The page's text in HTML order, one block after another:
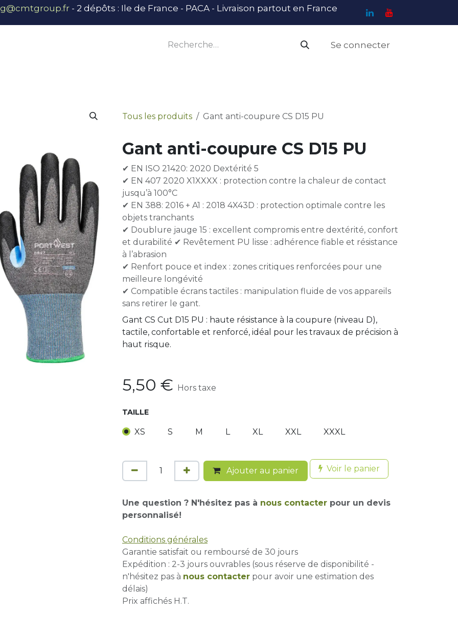
- 2 dépôts : Ile de France - PACA - Livraison partout en France
Se connecter
Tous les produits Gant anti-coupure CS D15 PU
Gant anti-coupure CS D15 PU
✔ EN ISO 21420: 2020 Dextérité 5
✔ EN 407 2020 X1XXXX : protection contre la chaleur de contact
jusqu’à 100°C
✔ EN 388: 2016 + A1 : 2018 4X43D : protection optimale contre les
objets tranchants
✔ Doublure jauge 15 : excellent compromis entre dextérité, confort
et durabilité ✔ Revêtement PU lisse : adhérence fiable et résistance
à l’abrasion
✔ Renfort pouce et index : zones critiques renforcées pour une
meilleure longévité
✔ Compatible écrans tactiles : manipulation fluide de vos appareils
sans retirer le gant.
Gant CS Cut D15 PU : haute résistance à la coupure (niveau D),
tactile, confortable et renforcé, idéal pour les travaux de précision à
haut risque.
5,50 € Hors taxe
TAILLE
XS S M L XL XXL XXXL
Ajouter au panier Voir le panier
Une question ? N'hésitez pas à nous contacter pour un devis
personnalisé!
Conditions générales
Garantie satisfait ou remboursé de 30 jours
Expédition : 2-3 jours ouvrables (sous réserve de disponibilité -
n'hésitez pas à nous contacter pour avoir une estimation des
délais)
Prix affichés H.T.